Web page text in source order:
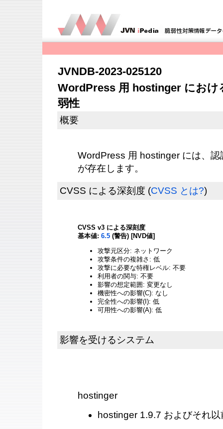
JVNDB-2023-025120
WordPress 用 hostinger におけ
弱性
概要
WordPress 用 hostinger には、
が存在します。
CVSS による深刻度 (CVSS とは?)
CVSS v3 による深刻度
基本値: 6.5 (警告) [NVD値]
攻撃元区分: ネットワーク
攻撃条件の複雑さ: 低
攻撃に必要な特権レベル: 不要
利用者の関与: 不要
影響の想定範囲: 変更なし
機密性への影響(C): なし
完全性への影響(I): 低
可用性への影響(A): 低
影響を受けるシステム
hostinger
hostinger 1.9.7 およびそれ以